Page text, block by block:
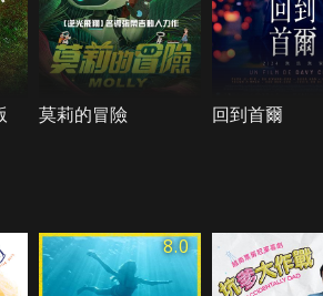
莫莉的冒險 回到首爾
8.0